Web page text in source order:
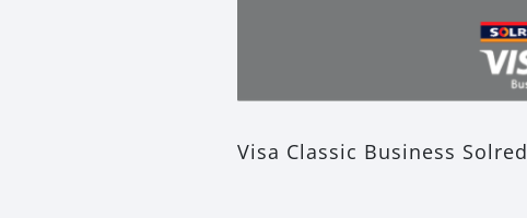
Visa Classic Business Solred